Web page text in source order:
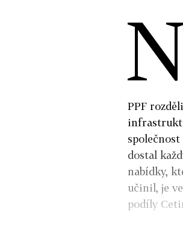
PPF
dostal
nabídky,
učinil, je
podíly